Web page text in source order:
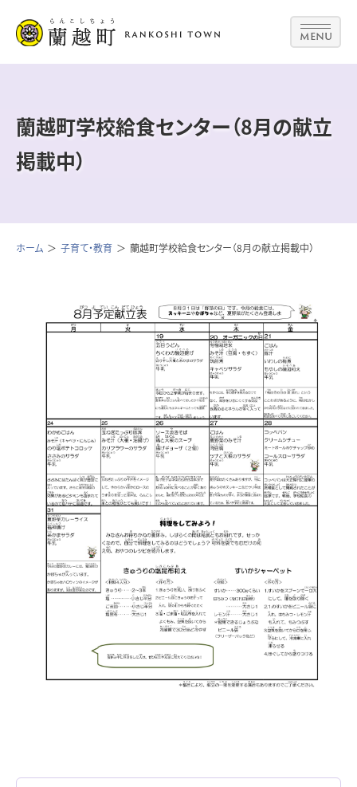
MENU
蘭越町学校給食センター（8月の献立
掲載中）
ホーム 子育て・教育 蘭越町学校給食センター（8月の献立掲載中）